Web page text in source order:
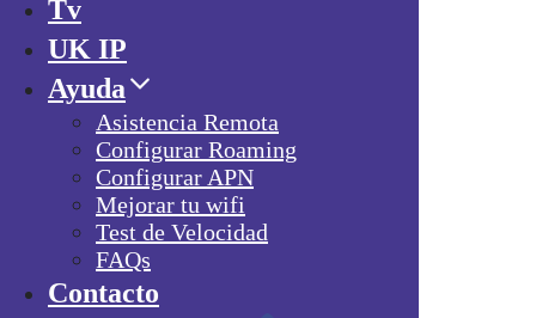
Tv
UK IP
Ayuda
Asistencia Remota
Configurar Roaming
Configurar APN
Mejorar tu wifi
Test de Velocidad
FAQs
Contacto
Consigue 20€
Fibra y Móvil
Fibra
Móvil
Internet Rural